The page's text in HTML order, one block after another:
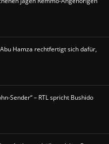
Hamza rechtfertigt sich dafür,
Sender“ – RTL spricht Bushido